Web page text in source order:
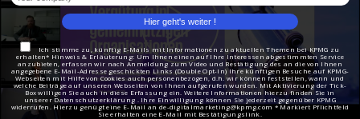
Ich stimme zu, künftig E-Mails mit Informationen zu aktuellen Themen bei KPMG zu
erhalten* Hinweis & Erläuterung: Um Ihnen einen auf Ihre Interessen abgestimmten Service
anzubieten, erfassen wir nach Anmeldung zum Video und Bestätigung des an die von Ihnen
angegebene E-Mail-Adresse geschickten Links (Double Opt-In) Ihre künftigen Besuche auf KPMG-
Webseiten mit Hilfe von Cookies auch personenbezogen, d.h. wir können feststellen, wann und
welche Beiträge auf unseren Webseiten von Ihnen aufgerufen wurden. Mit Aktivierung der Tick-
Box willigen Sie auch in diese Erfassung ein. Weitere Informationen hierzu finden Sie in
unserer Datenschutzerklärung . Ihre Einwilligung können Sie jederzeit gegenüber KPMG
widerrufen. Hierzu genügt eine E-Mail an de-digitalmarketing@kpmg.com * Markiert Pflichtfeld
Sie erhalten eine E-Mail mit Bestätigungslink.